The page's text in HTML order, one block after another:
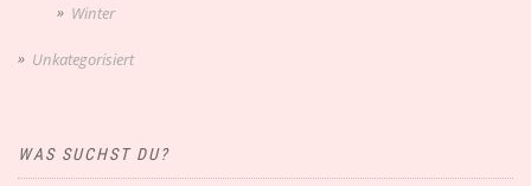
Winter
Unkategorisiert
WAS SUCHST DU?